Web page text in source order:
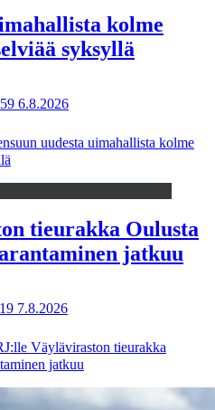
kolme
syksyllä
6.8.2026
uudesta uimahallista kolme
tieurakka Oulusta
jatkuu
7.8.2026
Väyläviraston tieurakka
jatkuu